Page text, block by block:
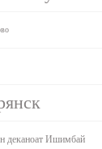
деканоат Ишимбай